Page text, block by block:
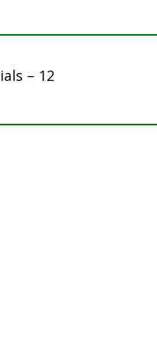
– 12